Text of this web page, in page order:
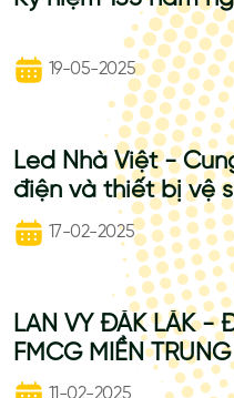
19-05-2025
Led Nhà Việt -
điện và thiết bị vệ
17-02-2025
LAN VY ĐẮK LẮK -
FMCG MIỀN